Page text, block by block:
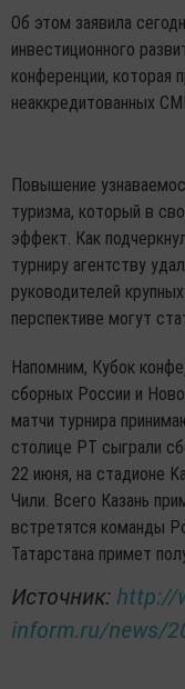
Об этом заявила
инвестиционного
конференции, которая
неаккредитованных
Повышение
туризма, который в
эффект. Как
турниру агентству
руководителей
перспективе могут
Напомним, Кубок
сборных России и
матчи турнира
столице РТ сыграли
22 июня, на стадионе
Чили. Всего Казань
встретятся команды
Татарстана примет
Источник: http://
inform.ru/news/